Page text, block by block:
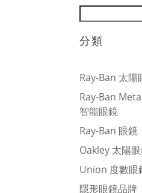
分類
Ray-Ban 太陽
Ray-Ban
智能眼鏡
Ray-Ban 眼鏡
Oakley 太陽
Union 度數眼
隱形眼鏡品牌